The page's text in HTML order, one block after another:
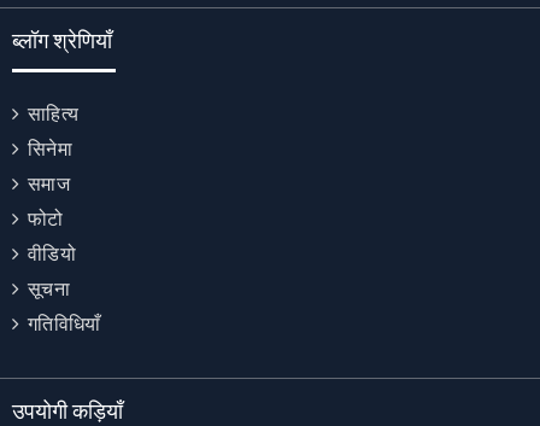
ब्लॉग श्रेणियाँ
साहित्य
सिनेमा
समाज
फोटो
वीडियो
सूचना
गतिविधियाँ
उपयोगी कड़ियाँ